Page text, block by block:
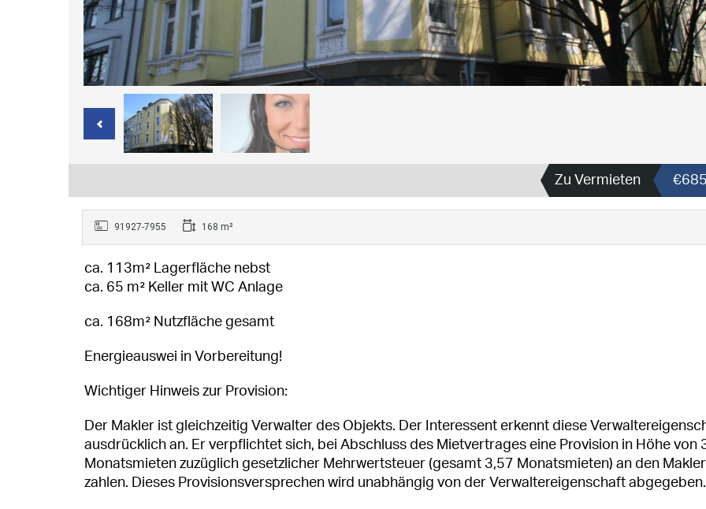
Zu Vermieten
91927-7955 168 m²
ca. 113m² Lagerfläche nebst
ca. 65 m² Keller mit WC Anlage
ca. 168m² Nutzfläche gesamt
Energieauswei in Vorbereitung!
Wichtiger Hinweis zur Provision:
Der Makler ist gleichzeitig Verwalter des Objekts. Der Interessent erkennt diese
ausdrücklich an. Er verpflichtet sich, bei Abschluss des Mietvertrages eine Provision in Höhe von
Monatsmieten zuzüglich gesetzlicher Mehrwertsteuer (gesamt 3,57 Monatsmieten) an den
zahlen. Dieses Provisionsversprechen wird unabhängig von der Verwaltereigenschaft abgegeben.